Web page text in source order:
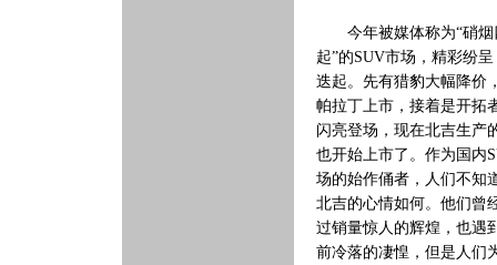
今年被媒体称为“硝烟
起”的SUV市场，精彩纷
迭起。先有猎豹大幅降价
帕拉丁上市，接着是开拓
闪亮登场，现在北吉生产
也开始上市了。作为国内
场的始作俑者，人们不知
北吉的心情如何。他们曾
过销量惊人的辉煌，也遇
前冷落的凄惶，但是人们